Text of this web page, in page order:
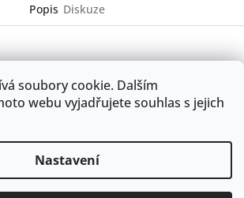
soubory cookie. Dalším
webu vyjadřujete souhlas s jejich
Nastavení
Popis Diskuze
objednávky.
podmínky GDPR
Kontakty a doprava
Originální svatební sortiment